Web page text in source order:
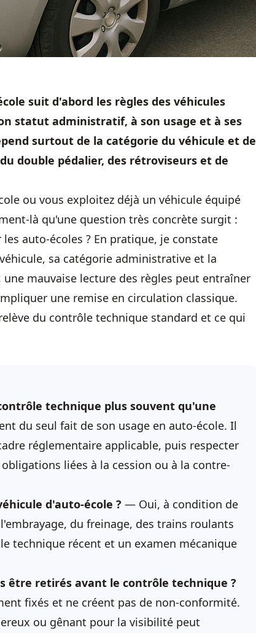
suit d'abord les règles des véhicules
statut administratif, à son usage et à ses
surtout de la catégorie du véhicule et de
double pédalier, des rétroviseurs et de
ou vous exploitez déjà un véhicule équipé
là qu'une question très concrète surgit :
auto-écoles ? En pratique, je constate
sa catégorie administrative et la
mauvaise lecture des règles peut entraîner
une remise en circulation classique.
du contrôle technique standard et ce qui
technique plus souvent qu'une
du seul fait de son usage en auto-école. Il
réglementaire applicable, puis respecter
liées à la cession ou à la contre-
d'auto-école ? — Oui, à condition de
du freinage, des trains roulants
technique récent et un examen mécanique
être retirés avant le contrôle technique ?
fixés et ne créent pas de non-conformité.
ou gênant pour la visibilité peut